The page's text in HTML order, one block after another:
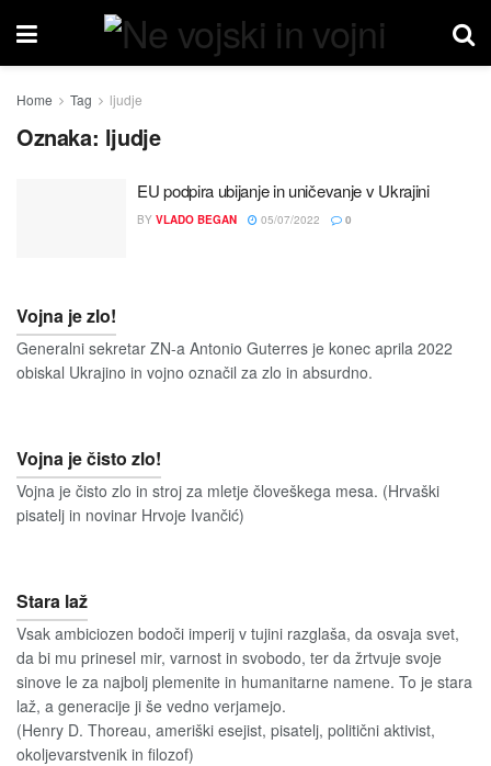
Home Tag ljudje
Oznaka: ljudje
EU podpira ubijanje in uničevanje v Ukrajini
BY VLADO BEGAN 05/07/2022 0
Vojna je zlo!
Generalni sekretar ZN-a Antonio Guterres je konec aprila 2022
obiskal Ukrajino in vojno označil za zlo in absurdno.
Vojna je čisto zlo!
Vojna je čisto zlo in stroj za mletje človeškega mesa. (Hrvaški
pisatelj in novinar Hrvoje Ivančić)
Stara laž
Vsak ambiciozen bodoči imperij v tujini razglaša, da osvaja svet,
da bi mu prinesel mir, varnost in svobodo, ter da žrtvuje svoje
sinove le za najbolj plemenite in humanitarne namene. To je stara
laž, a generacije ji še vedno verjamejo.
(Henry D. Thoreau, ameriški esejist, pisatelj, politični aktivist,
okoljevarstvenik in filozof)